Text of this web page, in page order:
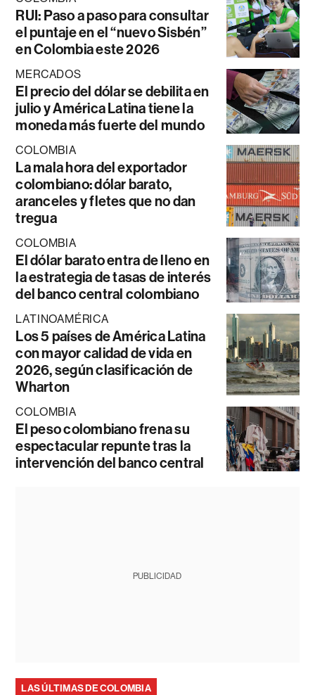
RUI: Paso a paso para consultar
el puntaje en el “nuevo Sisbén”
en Colombia este 2026
MERCADOS
El precio del dólar se debilita en
julio y América Latina tiene la
moneda más fuerte del mundo
COLOMBIA
La mala hora del exportador
colombiano: dólar barato,
aranceles y fletes que no dan
tregua
COLOMBIA
El dólar barato entra de lleno en
la estrategia de tasas de interés
del banco central colombiano
LATINOAMÉRICA
Los 5 países de América Latina
con mayor calidad de vida en
2026, según clasificación de
Wharton
COLOMBIA
El peso colombiano frena su
espectacular repunte tras la
intervención del banco central
PUBLICIDAD
LAS ÚLTIMAS DE COLOMBIA